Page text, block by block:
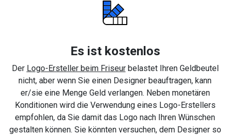
Es ist kostenlos
Der Logo-Ersteller beim Friseurbelastet Ihren Geldbeutel
nicht, aber wenn Sie einen Designer beauftragen, kann
er/sie eine Menge Geld verlangen. Neben monetären
Konditionen wird die Verwendung eines Logo-Erstellers
empfohlen, da Sie damit das Logo nach Ihren Wünschen
gestalten können. Sie könnten versuchen, dem Designer so